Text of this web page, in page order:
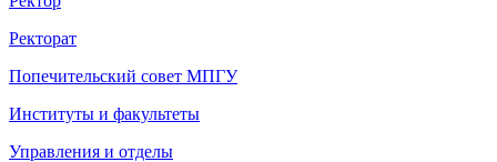
Ректорат
Попечительский совет МПГУ
Институты и факультеты
Управления и отделы